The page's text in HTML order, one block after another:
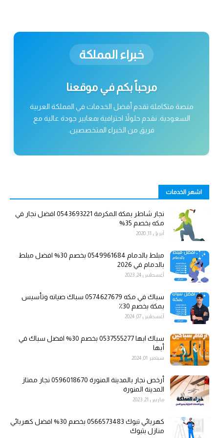
خبراء المملكة
مرحباً بكم في موقعنا
منصة متكاملة تقدم أفضل الخدمات في المملكة العربية
السعودية. نقدم حلولاً احترافية بمعايير جودة عالية مع
فريق من الخبراء المتخصصين.
اشهر الخدمات
نجار شاطر بمكة المكرمة 0543693221 افضل نجار في
مكه بخصم 35%
أبريل 11, 2020
مبلط بالدمام 0549961684 بخصم 30% افضل مبلط
بالدمام في 2026
أغسطس 24, 2023
سباك في مكه 0574627679 سباك صيانه وتأسيس
بمكة بخصم 30٪
أغسطس 07, 2024
سباك ابها 0537555277 بخصم 30% افضل سباك في
أبها
سبتمبر 01, 2024
أرخص نجار بالمدينة المنورة 0596018670 نجار ممتاز
المدينة المنورة
مارس 21, 2023
كهربائي تبوك 0566573483 بخصم 30% افضل كهربائي
منازل بتبوك